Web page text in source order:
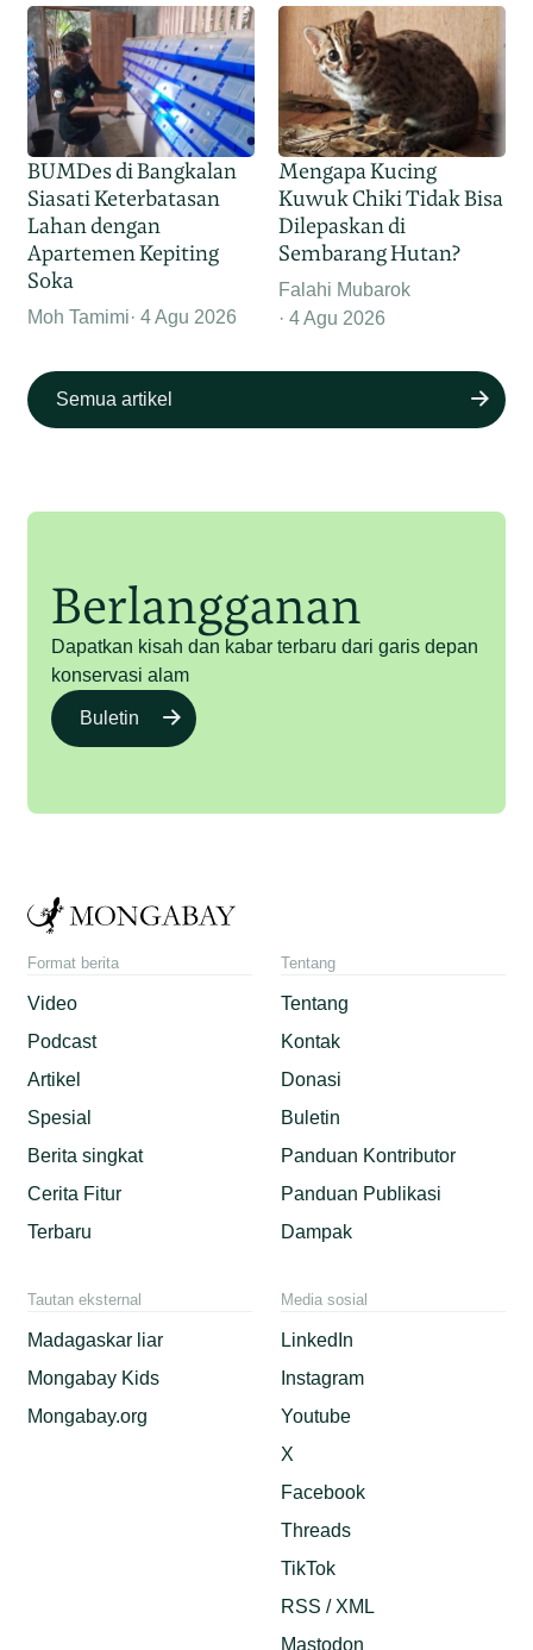
BUMDes di Bangkalan
Siasati Keterbatasan
Lahan dengan
Apartemen Kepiting
Soka
Moh Tamimi 4 Agu 2026
Mengapa Kucing
Kuwuk Chiki Tidak Bisa
Dilepaskan di
Sembarang Hutan?
Falahi Mubarok
4 Agu 2026
Semua artikel
Berlangganan
Dapatkan kisah dan kabar terbaru dari garis depan
konservasi alam
Buletin
Format berita
Video
Podcast
Artikel
Spesial
Berita singkat
Cerita Fitur
Terbaru
Tentang
Tentang
Kontak
Donasi
Buletin
Panduan Kontributor
Panduan Publikasi
Dampak
Tautan eksternal
Madagaskar liar
Mongabay Kids
Mongabay.org
Media sosial
LinkedIn
Instagram
Youtube
X
Facebook
Threads
TikTok
RSS / XML
Mastodon